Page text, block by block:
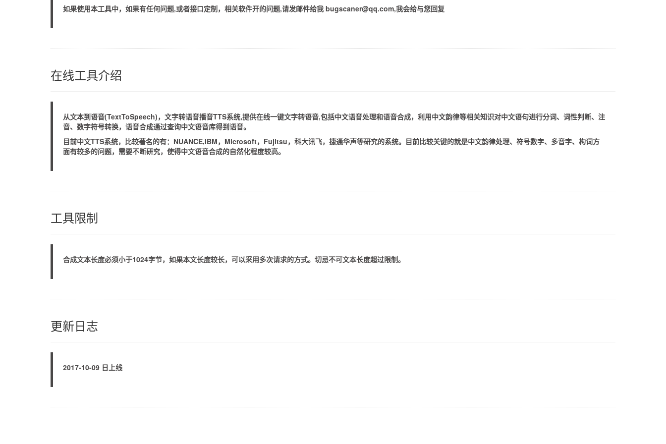
如果使用本工具中，如果有任何问题,或者接口定制，相关软件开的问题,请发邮件给我 bugscaner@qq.com,我会给与您回复
在线工具介绍
从文本到语音(TextToSpeech)，文字转语音播音TTS系统,提供在线一键文字转语音,包括中文语音处理和语音合成，利用中文韵律等相关知识对中文语句进行分词、词性判断、注
音、数字符号转换，语音合成通过查询中文语音库得到语音。
目前中文TTS系统，比较著名的有：NUANCE,IBM，Microsoft，Fujitsu，科大讯飞，捷通华声等研究的系统。目前比较关键的就是中文韵律处理、符号数字、多音字、构词方
面有较多的问题，需要不断研究，使得中文语音合成的自然化程度较高。
工具限制
合成文本长度必须小于1024字节，如果本文长度较长，可以采用多次请求的方式。切忌不可文本长度超过限制。
更新日志
2017-10-09 日上线